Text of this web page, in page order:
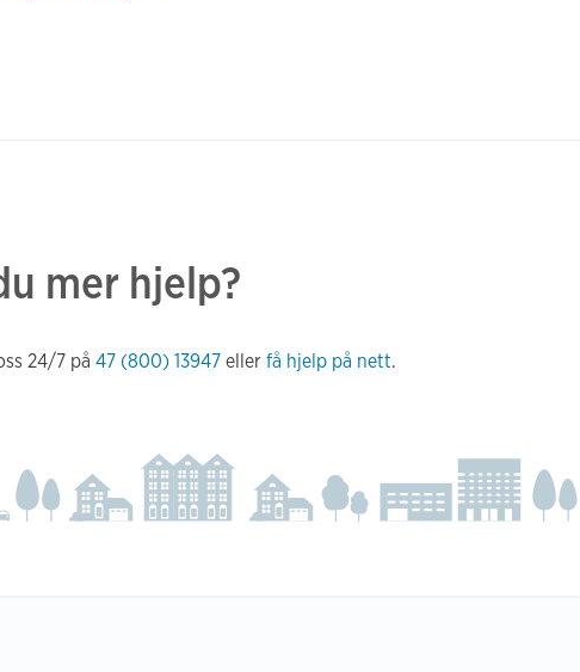
mer hjelp?
24/7 på47 (800) 13947 ellerfå hjelp på nett.